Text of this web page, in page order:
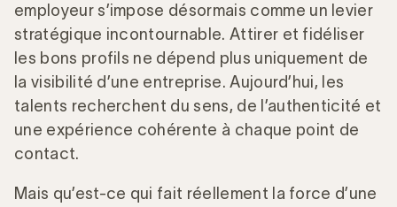
employeur s’impose désormais comme un levier
stratégique incontournable. Attirer et fidéliser
les bons profils ne dépend plus uniquement de
la visibilité d’une entreprise. Aujourd’hui, les
talents recherchent du sens, de l’authenticité et
une expérience cohérente à chaque point de
contact.
Mais qu’est-ce qui fait réellement la force d’une